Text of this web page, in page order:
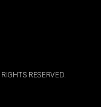
RESERVED.